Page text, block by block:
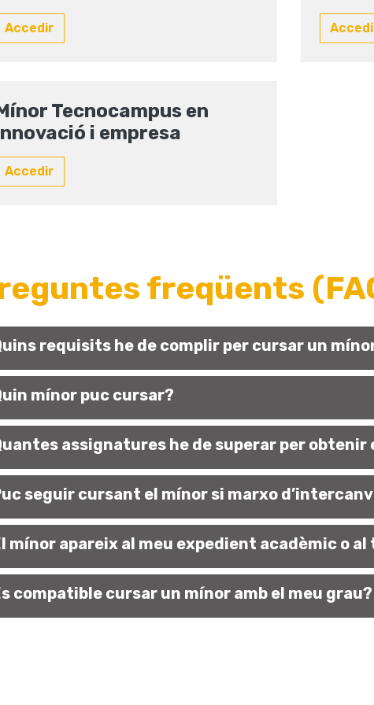
Accedir
Tecnocampus en
i empresa
Accedir
freqüents
Quins requisits he de complir per cursar un
Quin mínor puc cursar?
Quantes assignatures he de superar per
Puc seguir cursant el mínor si marxo
El mínor apareix al meu expedient acadèmic o
És compatible cursar un mínor amb el meu grau?